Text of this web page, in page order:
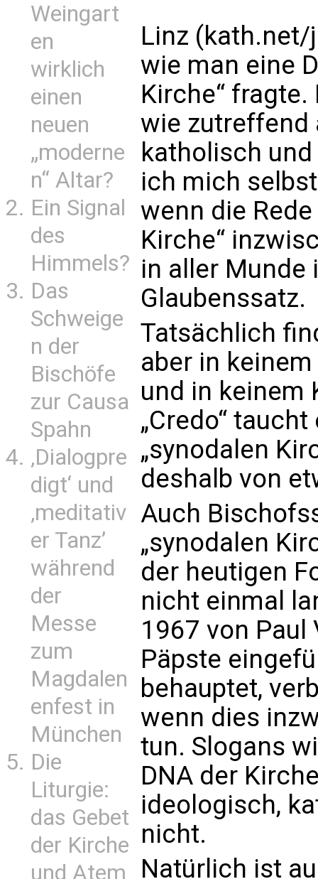
Weingart
en
wirklich
einen
neuen
„moderne
n“ Altar?
Ein Signal
des
Himmels?
Das
Schweige
n der
Bischöfe
zur Causa
Spahn
‚Dialogpre
digt‘ und
‚meditativ
er Tanz’
während
der
Messe
zum
Magdalen
enfest in
München
Die
Liturgie:
das Gebet
der Kirche
und Atem
Linz
wie man eine
Kirche“
wie zutreffend
katholisch
ich mich
wenn die
Kirche“
in aller Munde
Glaubenssatz.
Tatsächlich
aber in
und in keinem
„Credo“
„synodalen
deshalb von
Auch
„synodalen
der heutigen
nicht einmal
1967 von Paul
Päpste
behauptet,
wenn dies
tun. Slogans
DNA der
ideologisch,
nicht.
Natürlich ist